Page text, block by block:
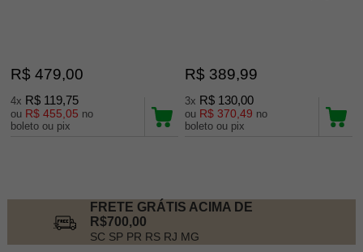
R$ 479,00
4x R$ 119,75
ou R$ 455,05 no
boleto ou pix
R$ 389,99
3x R$ 130,00
ou R$ 370,49 no
boleto ou pix
FRETE GRÁTIS ACIMA DE
R$700,00
SC SP PR RS RJ MG